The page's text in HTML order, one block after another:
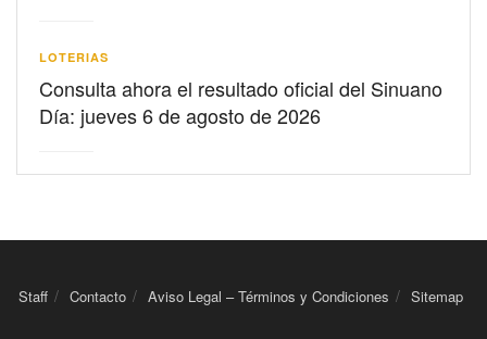
LOTERIAS
Consulta ahora el resultado oficial del Sinuano
Día: jueves 6 de agosto de 2026
Staff Contacto Aviso Legal – Términos y Condiciones Sitemap